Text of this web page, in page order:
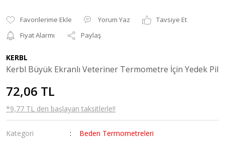
Yorum Yaz
Tavsiye Et
Fiyat Alarmı
Paylaş
KERBL
Kerbl Büyük Ekranlı Veteriner Termometre İçin Yedek Pil
72,06 TL
*9,77 TL den başlayan taksitlerle!!
Kategori
Beden Termometreleri